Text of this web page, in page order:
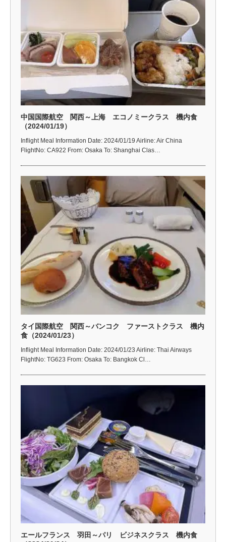
中国国際航空 関西～上海 エコノミークラス 機内食
（2024/01/19）
Inflight Meal Information Date: 2024/01/19 Airline: Air China
FlightNo: CA922 From: Osaka To: Shanghai Clas…
タイ国際航空 関西～バンコク ファーストクラス 機内
食（2024/01/23）
Inflight Meal Information Date: 2024/01/23 Airline: Thai Airways
FlightNo: TG623 From: Osaka To: Bangkok Cl…
エールフランス 羽田～パリ ビジネスクラス 機内食